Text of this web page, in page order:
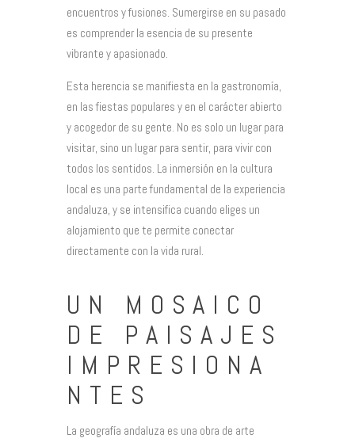
encuentros y fusiones. Sumergirse en su pasado
es comprender la esencia de su presente
vibrante y apasionado.
Esta herencia se manifiesta en la gastronomía,
en las fiestas populares y en el carácter abierto
y acogedor de su gente. No es solo un lugar para
visitar, sino un lugar para sentir, para vivir con
todos los sentidos. La inmersión en la cultura
local es una parte fundamental de la experiencia
andaluza, y se intensifica cuando eliges un
alojamiento que te permite conectar
directamente con la vida rural.
UN MOSAICO
DE PAISAJES
IMPRESIONA
NTES
La geografía andaluza es una obra de arte